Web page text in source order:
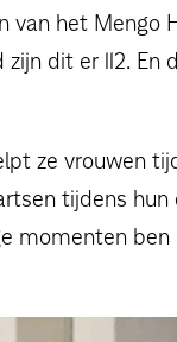
van het Mengo
dit er 112.
ze vrouwen
tijdens hun
momenten ben